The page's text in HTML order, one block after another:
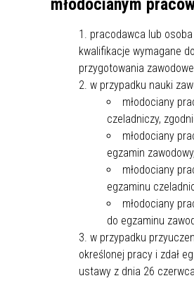
AKTYWIZACJA
ZAWODOWA OSÓB
PODATKI LOKALNE –
PODSTAWOWE
STAWKI I
INFORMACJE ZUS
INFORMACJE KRUS
AWANS ZAWODOWY
STYPENDIUM
DOTACJE DLA
SZKÓŁ I
BĘDZINIE
POMOC
młodocianym
pracodawca lub
kwalifikacje wymagane
przygotowania
w przypadku nauki
młodociany
czeladniczy,
młodociany
egzamin zawodowy,
młodociany
egzaminu
młodociany
do egzaminu
w przypadku
określonej pracy i zdał
ustawy z dnia 26